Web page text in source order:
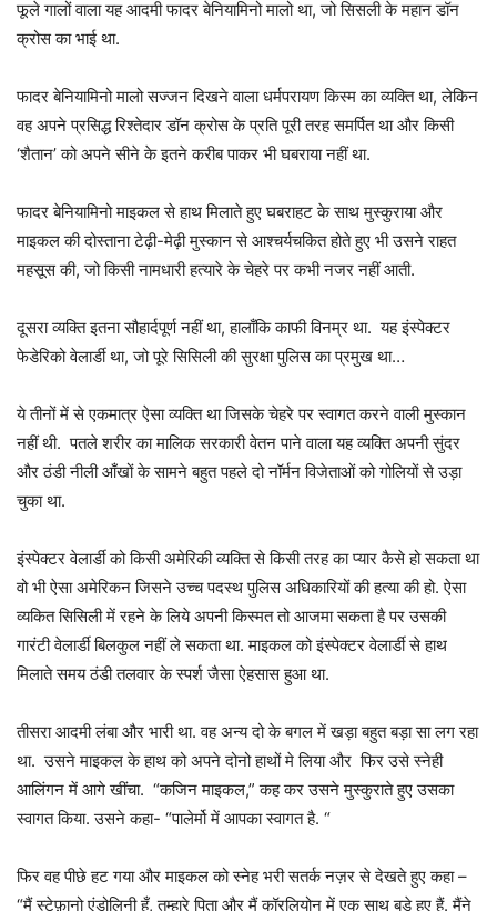
फूले गालों वाला यह आदमी फादर बेनियामिनो मालो था, जो सिसली के महान डॉन
क्रोस का भाई था.
फादर बेनियामिनो मालो सज्जन दिखने वाला धर्मपरायण किस्म का व्यक्ति था, लेकिन
वह अपने प्रसिद्ध रिश्तेदार डॉन क्रोस के प्रति पूरी तरह समर्पित था और किसी
‘शैतान’ को अपने सीने के इतने करीब पाकर भी घबराया नहीं था.
फादर बेनियामिनो माइकल से हाथ मिलाते हुए घबराहट के साथ मुस्कुराया और
माइकल की दोस्ताना टेढ़ी-मेढ़ी मुस्कान से आश्चर्यचकित होते हुए भी उसने राहत
महसूस की, जो किसी नामधारी हत्यारे के चेहरे पर कभी नजर नहीं आती.
दूसरा व्यक्ति इतना सौहार्दपूर्ण नहीं था, हालाँकि काफी विनम्र था. यह इंस्पेक्टर
फेडेरिको वेलार्डी था, जो पूरे सिसिली की सुरक्षा पुलिस का प्रमुख था…
ये तीनों में से एकमात्र ऐसा व्यक्ति था जिसके चेहरे पर स्वागत करने वाली मुस्कान
नहीं थी. पतले शरीर का मालिक सरकारी वेतन पाने वाला यह व्यक्ति अपनी सुंदर
और ठंडी नीली आँखों के सामने बहुत पहले दो नॉर्मन विजेताओं को गोलियों से उड़ा
चुका था.
इंस्पेक्टर वेलार्डी को किसी अमेरिकी व्यक्ति से किसी तरह का प्यार कैसे हो सकता था
वो भी ऐसा अमेरिकन जिसने उच्च पदस्थ पुलिस अधिकारियों की हत्या की हो. ऐसा
व्यकित सिसिली में रहने के लिये अपनी किस्मत तो आजमा सकता है पर उसकी
गारंटी वेलार्डी बिलकुल नहीं ले सकता था. माइकल को इंस्पेक्टर वेलार्डी से हाथ
मिलाते समय ठंडी तलवार के स्पर्श जैसा ऐहसास हुआ था.
तीसरा आदमी लंबा और भारी था. वह अन्य दो के बगल में खड़ा बहुत बड़ा सा लग रहा
था. उसने माइकल के हाथ को अपने दोनो हाथों मे लिया और फिर उसे स्नेही
आलिंगन में आगे खींचा. “कजिन माइकल,” कह कर उसने मुस्कुराते हुए उसका
स्वागत किया. उसने कहा- “पालेर्मो में आपका स्वागत है. “
फिर वह पीछे हट गया और माइकल को स्नेह भरी सतर्क नज़र से देखते हुए कहा –
“मैं स्टेफ़ानो एंडोलिनी हूँ, तुम्हारे पिता और मैं कॉरलियोन में एक साथ बड़े हुए हैं. मैंने